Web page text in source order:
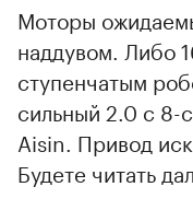
Моторы
наддувом. Либо
ступенчатым
сильный 2.0 с 8-
Aisin. Привод
Будете читать